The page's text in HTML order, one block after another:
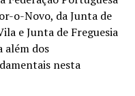
o-Novo, da Junta de
e Junta de Freguesia
além dos
nesta